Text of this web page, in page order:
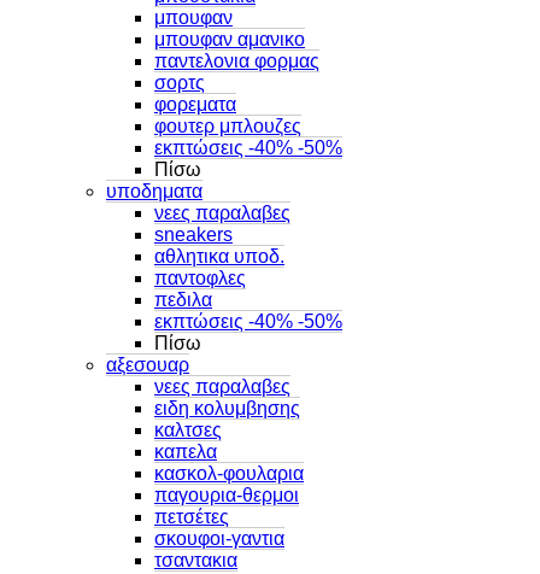
μπουφαν
μπουφαν αμανικο
παντελονια φορμας
σορτς
φορεματα
φουτερ μπλουζες
εκπτώσεις -40% -50%
Πίσω
υποδηματα
νεες παραλαβες
sneakers
αθλητικα υποδ.
παντοφλες
πεδιλα
εκπτώσεις -40% -50%
Πίσω
αξεσουαρ
νεες παραλαβες
ειδη κολυμβησης
καλτσες
καπελα
κασκολ-φουλαρια
παγουρια-θερμοι
πετσέτες
σκουφοι-γαντια
τσαντακια